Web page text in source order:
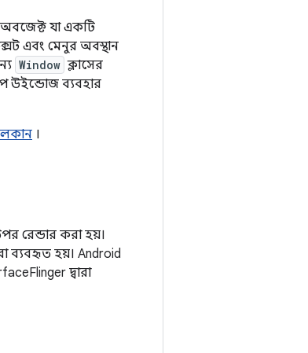
অবজেক্ট যা একটি
এবং মেনুর অবস্থান
Window ক্লাসের
উইন্ডোজ ব্যবহার
।
রেন্ডার করা হয়।
ব্যবহৃত হয়। Android
দ্বারা